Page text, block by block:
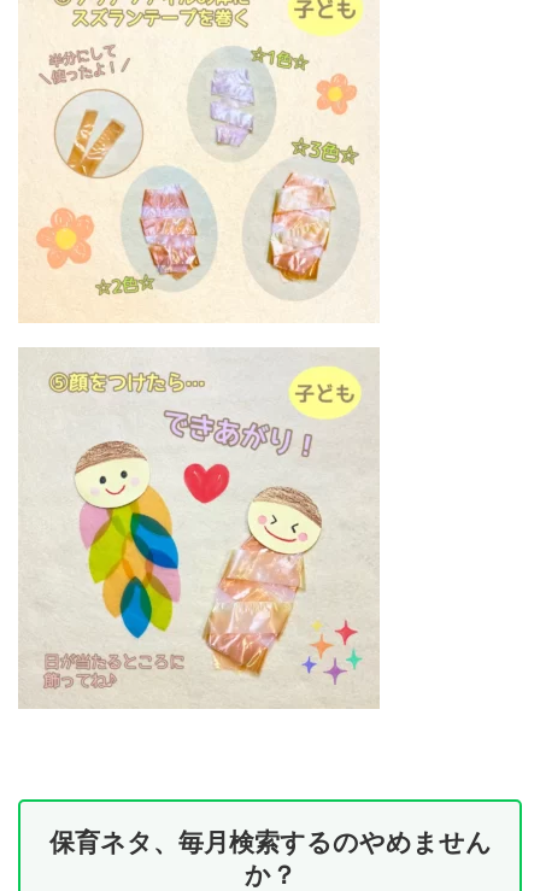
保育ネタ、毎月検索するのやめません
か？